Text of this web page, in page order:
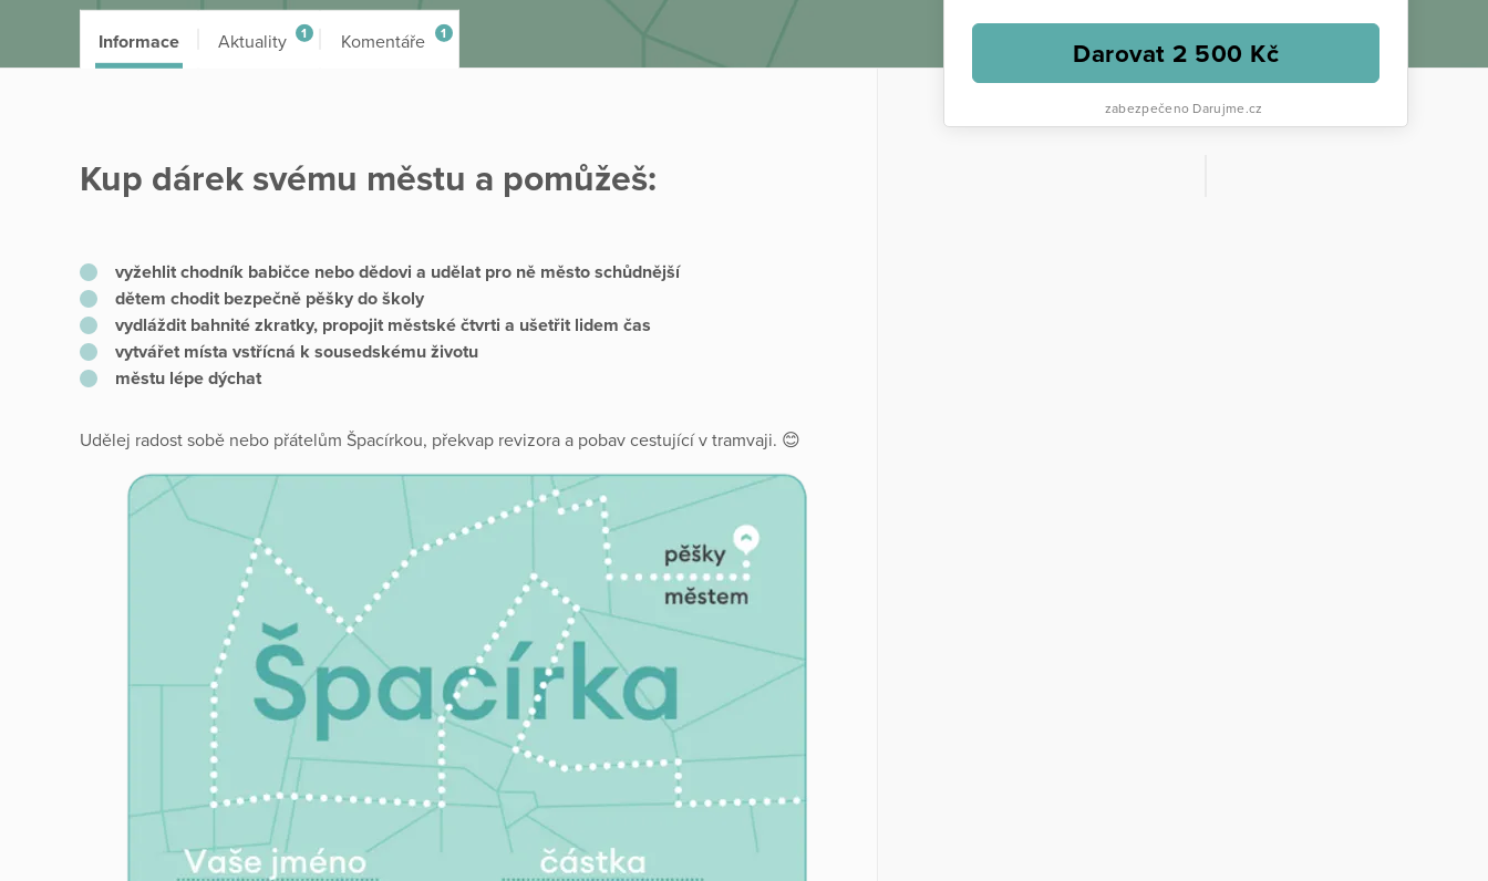
Darovat 2 500 Kč
zabezpečeno Darujme.cz
Informace Aktuality 1 Komentáře 1
Kup dárek svému městu a pomůžeš:
vyžehlit chodník babičce nebo dědovi a udělat pro ně město schůdnější
dětem chodit bezpečně pěšky do školy
vydláždit bahnité zkratky, propojit městské čtvrti a ušetřit lidem čas
vytvářet místa vstřícná k sousedskému životu
městu lépe dýchat
Udělej radost sobě nebo přátelům Špacírkou, překvap revizora a pobav cestující v tramvaji. 😊